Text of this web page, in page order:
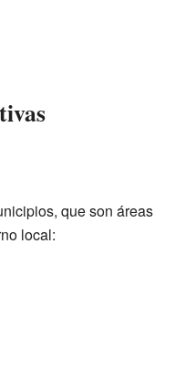
que son áreas
local: